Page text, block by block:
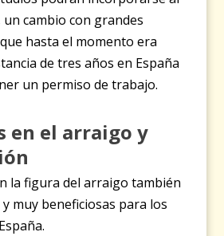
cambio con grandes
hasta el momento era
de tres años en España
un permiso de trabajo.
en el arraigo y
la figura del arraigo también
muy beneficiosas para los